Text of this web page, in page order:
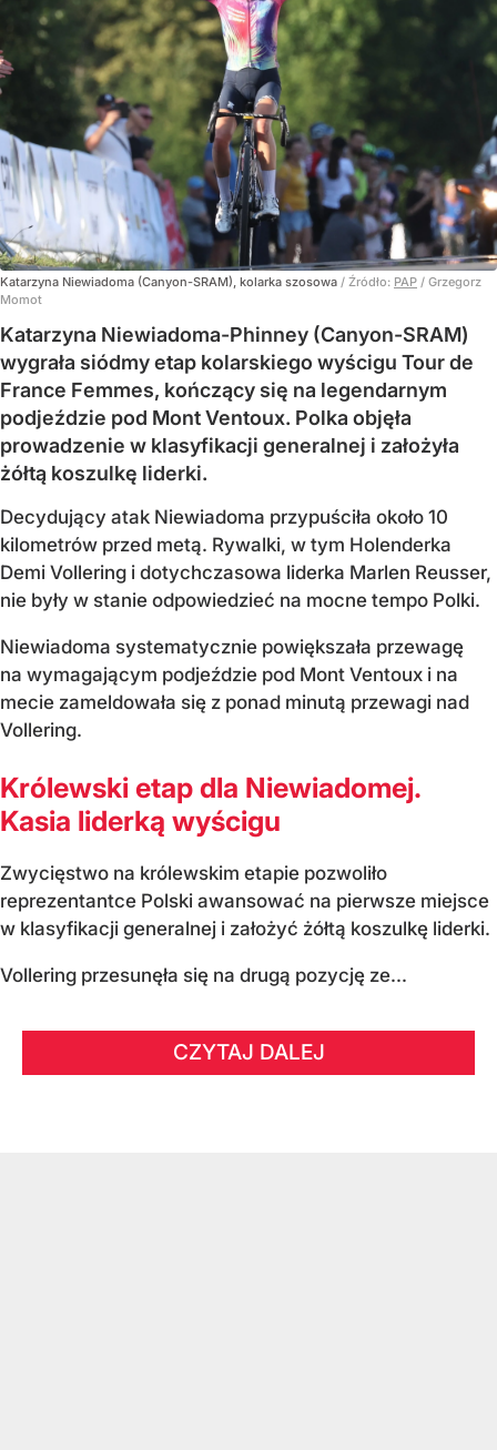
Katarzyna Niewiadoma (Canyon-SRAM), kolarka szosowa / Źródło: PAP / Grzegorz
Momot
Katarzyna Niewiadoma-Phinney (Canyon-SRAM)
wygrała siódmy etap kolarskiego wyścigu Tour de
France Femmes, kończący się na legendarnym
podjeździe pod Mont Ventoux. Polka objęła
prowadzenie w klasyfikacji generalnej i założyła
żółtą koszulkę liderki.
Decydujący atak Niewiadoma przypuściła około 10
kilometrów przed metą. Rywalki, w tym Holenderka
Demi Vollering i dotychczasowa liderka Marlen Reusser,
nie były w stanie odpowiedzieć na mocne tempo Polki.
Niewiadoma systematycznie powiększała przewagę
na wymagającym podjeździe pod Mont Ventoux i na
mecie zameldowała się z ponad minutą przewagi nad
Vollering.
Królewski etap dla Niewiadomej.
Kasia liderką wyścigu
Zwycięstwo na królewskim etapie pozwoliło
reprezentantce Polski awansować na pierwsze miejsce
w klasyfikacji generalnej i założyć żółtą koszulkę liderki.
Vollering przesunęła się na drugą pozycję ze...
CZYTAJ DALEJ